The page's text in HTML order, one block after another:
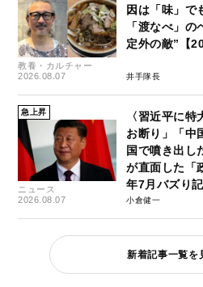
教養・カルチャー
2026.08.07
因は「味」で
「渡なべ」
定外の敵”【
井手隊長
急上昇
ニュース
2026.08.07
〈習近平に
お断り」「中
国で噴き出し
が直面した「
年7月バズり記
小倉健一
新着記事一覧を